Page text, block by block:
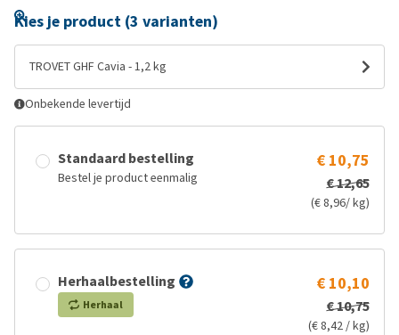
Kies je product (3 varianten)
TROVET GHF Cavia - 1,2 kg
Onbekende levertijd
Standaard bestelling
Bestel je product eenmalig
€ 10,75
€ 12,65
(€ 8,96/ kg)
Herhaalbestelling
Herhaal
€ 10,10
€ 10,75
(€ 8,42 / kg)